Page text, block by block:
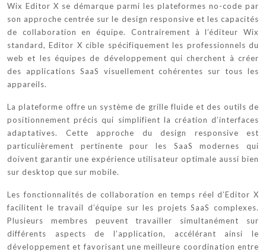
Wix Editor X se démarque parmi les plateformes no-code par
son approche centrée sur le design responsive et les capacités
de collaboration en équipe. Contrairement à l’éditeur Wix
standard, Editor X cible spécifiquement les professionnels du
web et les équipes de développement qui cherchent à créer
des applications SaaS visuellement cohérentes sur tous les
appareils.
La plateforme offre un système de grille fluide et des outils de
positionnement précis qui simplifient la création d’interfaces
adaptatives. Cette approche du design responsive est
particulièrement pertinente pour les SaaS modernes qui
doivent garantir une expérience utilisateur optimale aussi bien
sur desktop que sur mobile.
Les fonctionnalités de collaboration en temps réel d’Editor X
facilitent le travail d’équipe sur les projets SaaS complexes.
Plusieurs membres peuvent travailler simultanément sur
différents aspects de l’application, accélérant ainsi le
développement et favorisant une meilleure coordination entre